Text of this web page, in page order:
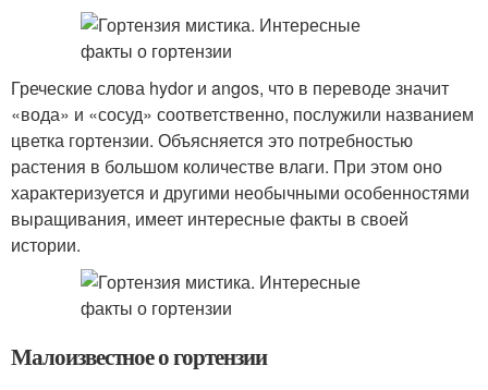
Греческие слова hydor и angos, что в переводе значит
«вода» и «сосуд» соответственно, послужили названием
цветка гортензии. Объясняется это потребностью
растения в большом количестве влаги. При этом оно
характеризуется и другими необычными особенностями
выращивания, имеет интересные факты в своей
истории.
Малоизвестное о гортензии